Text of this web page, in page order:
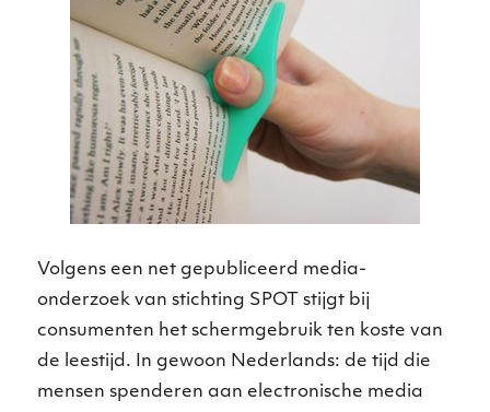
Volgens een net gepubliceerd media-
onderzoek van stichting SPOT stijgt bij
consumenten het schermgebruik ten koste van
de leestijd. In gewoon Nederlands: de tijd die
mensen spenderen aan electronische media